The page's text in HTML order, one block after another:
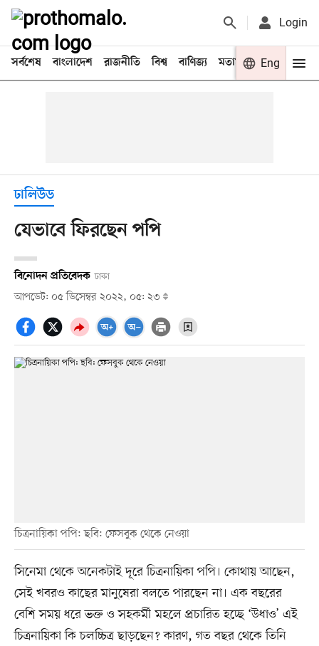
Login
সর্বশেষ বাংলাদেশ রাজনীতি বিশ্ব বাণিজ্য মতামত খেলা
Eng
ঢালিউড
যেভাবে ফিরছেন পপি
বিনোদন প্রতিবেদক ঢাকা
আপডেট: ০৫ ডিসেম্বর ২০২২, ০৫: ২৩
চিত্রনায়িকা পপি: ছবি: ফেসবুক থেকে নেওয়া
সিনেমা থেকে অনেকটাই দূরে চিত্রনায়িকা পপি। কোথায় আছেন,
সেই খবরও কাছের মানুষেরা বলতে পারছেন না। এক বছরের
বেশি সময় ধরে ভক্ত ও সহকর্মী মহলে প্রচারিত হচ্ছে ‘উধাও’ এই
চিত্রনায়িকা কি চলচ্চিত্র ছাড়ছেন? কারণ, গত বছর থেকে তিনি